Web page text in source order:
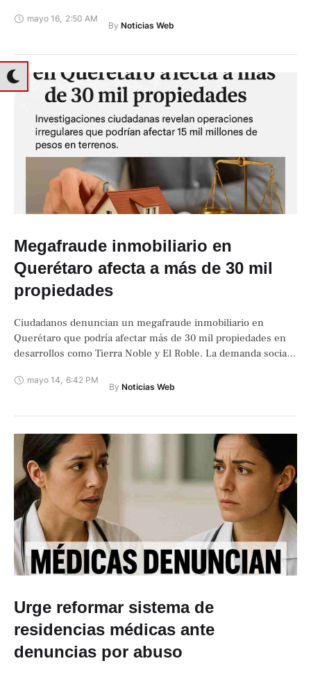
mayo 16, 2:50 AM
By Noticias Web
Megafraude inmobiliario en
Querétaro afecta a más de 30 mil
propiedades
Ciudadanos denuncian un megafraude inmobiliario en
Querétaro que podría afectar más de 30 mil propiedades en
desarrollos como Tierra Noble y El Roble. La demanda social
mayo 14, 6:42 PM
By Noticias Web
Urge reformar sistema de
residencias médicas ante
denuncias por abuso